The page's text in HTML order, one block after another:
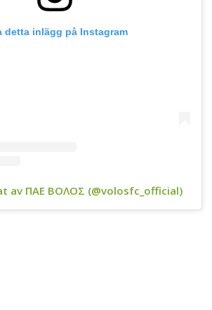
detta inlägg på Instagram
av ΠΑΕ ΒΟΛΟΣ (@volosfc_official)